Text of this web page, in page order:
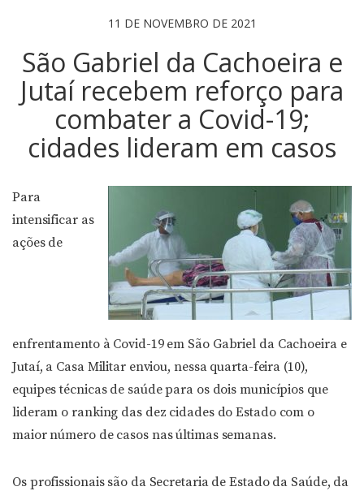
11 DE NOVEMBRO DE 2021
São Gabriel da Cachoeira e
Jutaí recebem reforço para
combater a Covid-19;
cidades lideram em casos
Para
intensificar as
ações de
enfrentamento à Covid-19 em São Gabriel da Cachoeira e
Jutaí, a Casa Militar enviou, nessa quarta-feira (10),
equipes técnicas de saúde para os dois municípios que
lideram o ranking das dez cidades do Estado com o
maior número de casos nas últimas semanas.
Os profissionais são da Secretaria de Estado da Saúde, da